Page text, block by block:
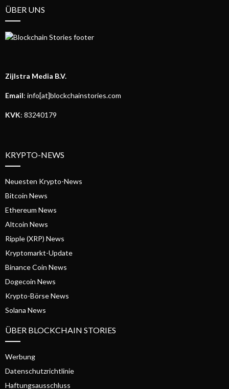
ÜBER UNS
Zijlstra Media B.V.
Email: info[at]blockchainstories.com
KVK: 83240179
KRYPTO-NEWS
Neuesten Krypto-News
Bitcoin News
Ethereum News
Altcoin News
Ripple (XRP) News
Kryptomarkt-Update
Binance Coin News
Dogecoin News
Krypto-Börse News
Solana News
ÜBER BLOCKCHAIN STORIES
Werbung
Datenschutzrichtlinie
Haftungsausschluss